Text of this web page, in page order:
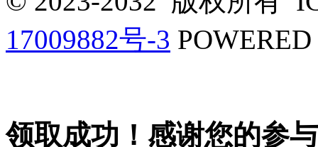
17009882号-3
领取成功！感谢您的参